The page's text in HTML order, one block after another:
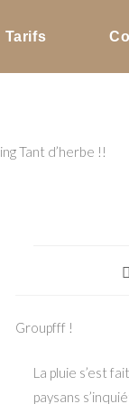
Tarifs
Groupfff !
La pluie s’est
paysans